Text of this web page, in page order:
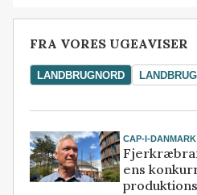
FRA VORES UGEAVISER
LANDBRUGNORD
CAP-I-DANMARK
ens